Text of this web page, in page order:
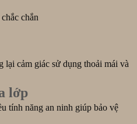
chắn
lại cảm giác sử dụng thoải mái và
lớp
tính năng an ninh giúp bảo vệ